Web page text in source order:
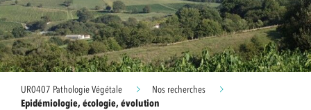
UR0407 Pathologie Végétale
Nos recherches
Epidémiologie, écologie, évolution